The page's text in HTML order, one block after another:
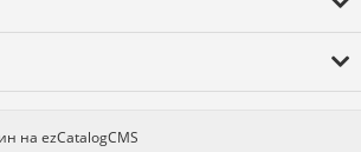
на ezCatalogCMS